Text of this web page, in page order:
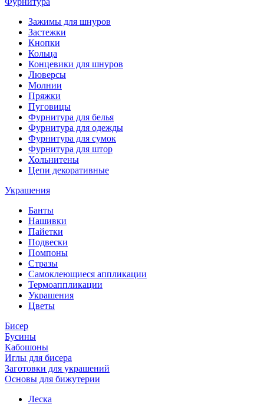
Зажимы для шнуров
Застежки
Кнопки
Кольца
Концевики для шнуров
Люверсы
Молнии
Пряжки
Пуговицы
Фурнитура для белья
Фурнитура для одежды
Фурнитура для сумок
Фурнитура для штор
Хольнитены
Цепи декоративные
Украшения
Банты
Нашивки
Пайетки
Подвески
Помпоны
Стразы
Самоклеющиеся аппликации
Термоаппликации
Украшения
Цветы
Бисер
Бусины
Кабошоны
Иглы для бисера
Заготовки для украшений
Основы для бижутерии
Леска